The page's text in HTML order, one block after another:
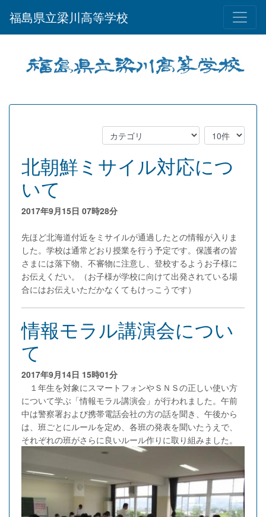
福島県立梁川高等学校
北朝鮮ミサイル対応につ
いて
2017年9月15日 07時28分
先ほど北海道付近をミサイルが通過したとの情報が入りま
した。学校は通常どおり授業を行う予定です。保護者の皆
さまには落下物、不審物に注意し、登校するようお子様に
お伝えくだい。（お子様が学校に向けて出発されている場
合にはお伝えいただかなくてもけっこうです）
情報モラル講演会につい
て
2017年9月14日 15時01分
１年生を対象にスマートフォンやＳＮＳの正しい使い方
について学ぶ「情報モラル講演会」が行われました。午前
中は警察署および携帯電話会社の方の話を聞き、午後から
は、班ごとにルールを定め、各班の発表を聞いたうえで、
それぞれの班がさらに良いルール作りに取り組みました。